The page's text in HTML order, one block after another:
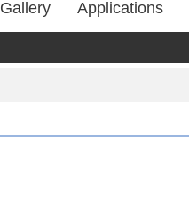
Gallery Applications